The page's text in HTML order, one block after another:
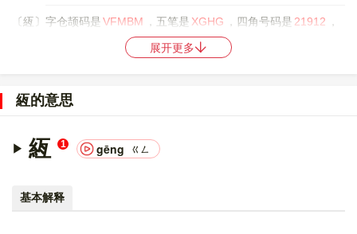
〔絚〕字仓颉码是VFMBM ，五笔是 XGHG ，四角号码是 21912
，
，中文电码是无，。
00007D5A，UTF-8：E7 B5 9A。
〔絚〕字的异体字是緪。
展开更多
絚的意思
絚 1 gēng ㄍㄥ
基本解释